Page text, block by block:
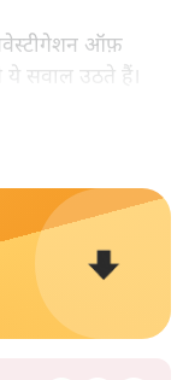
ऑफ़
सवाल उठते हैं।